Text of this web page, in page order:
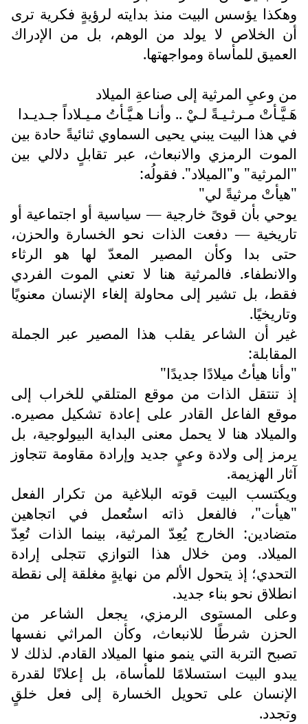
وهكذا يؤسس البيت منذ بدايته لرؤيةٍ فكرية ترى
أن الخلاص لا يولد من الوهم، بل من الإدراك
العميق للمأساة ومواجهتها.
من وعيِ المرثية إلى صناعةِ الميلاد
هَـيَّـأتْ مـرثـيـةً لـيْ .. وأنـا هـيَّـأتُ مـيـلاداً جـديـدا
في هذا البيت يبني يحيى السماوي ثنائيةً حادة بين
الموت الرمزي والانبعاث، عبر تقابلٍ دلالي بين
"المرثية" و"الميلاد". فقولُه:
"هيأتْ مرثيةً لي"
يوحي بأن قوىً خارجية — سياسية أو اجتماعية أو
تاريخية — دفعت الذات نحو الخسارة والحزن،
حتى بدا وكأن المصير المعدّ لها هو الرثاء
والانطفاء. فالمرثية هنا لا تعني الموت الفردي
فقط، بل تشير إلى محاولة إلغاء الإنسان معنويًا
وتاريخيًا.
غير أن الشاعر يقلب هذا المصير عبر الجملة
المقابلة:
"وأنا هيأتُ ميلادًا جديدًا"
إذ تنتقل الذات من موقع المتلقي للخراب إلى
موقع الفاعل القادر على إعادة تشكيل مصيره.
والميلاد هنا لا يحمل معنى البداية البيولوجية، بل
يرمز إلى ولادة وعيٍ جديد وإرادة مقاومة تتجاوز
آثار الهزيمة.
ويكتسب البيت قوته البلاغية من تكرار الفعل
"هيأت"، فالفعل ذاته استُعمل في اتجاهين
متضادين: الخارج يُعِدّ المرثية، بينما الذات تُعِدّ
الميلاد. ومن خلال هذا التوازي تتجلى إرادة
التحدي؛ إذ يتحول الألم من نهايةٍ مغلقة إلى نقطة
انطلاق نحو بناء جديد.
وعلى المستوى الرمزي، يجعل الشاعر من
الحزن شرطًا للانبعاث، وكأن المراثي نفسها
تصبح التربة التي ينمو منها الميلاد القادم. لذلك لا
يبدو البيت استسلامًا للمأساة، بل إعلانًا لقدرة
الإنسان على تحويل الخسارة إلى فعل خلقٍ
وتجدد.